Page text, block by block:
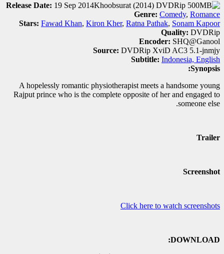
Release Date: 19 Sep 2014
Genre: Comedy, Romance
Stars: Fawad Khan, Kiron Kher, Ratna Pathak, Sonam Kapoor
Quality: DVDRip
Encoder: SHQ@Ganool
Source: DVDRip XviD AC3 5.1-jnmjy
Subtitle: Indonesia, English
Synopsis:
A hopelessly romantic physiotherapist meets a handsome young
Rajput prince who is the complete opposite of her and engaged to
someone else.
Trailer
Screenshot
Click here to watch screenshots
DOWNLOAD: